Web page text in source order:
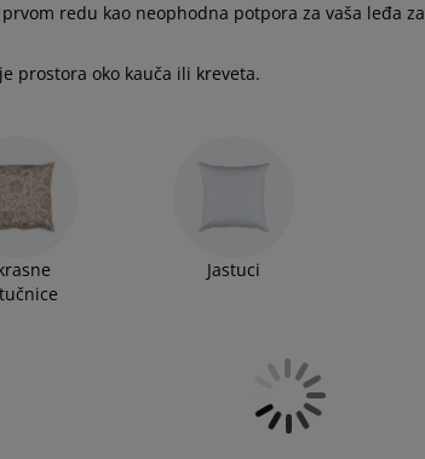
redu kao neophodna potpora za vaša leđa za
prostora oko kauča ili kreveta.
Jastuci